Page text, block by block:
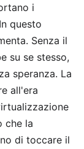
i
questo
Senza il
su se stesso,
speranza. La
all'era
che la
di toccare il